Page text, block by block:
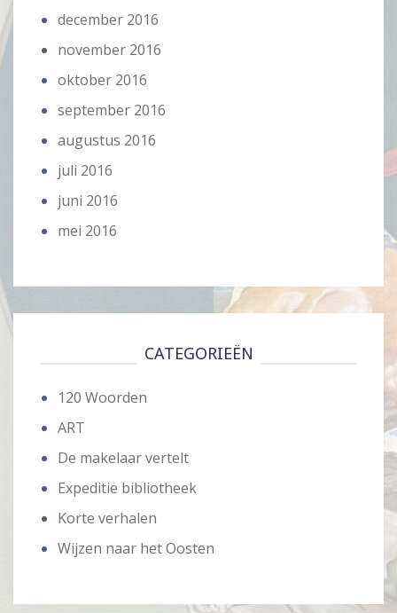
december 2016
november 2016
oktober 2016
september 2016
augustus 2016
juli 2016
juni 2016
mei 2016
CATEGORIEËN
120 Woorden
ART
De makelaar vertelt
Expeditie bibliotheek
Korte verhalen
Wijzen naar het Oosten